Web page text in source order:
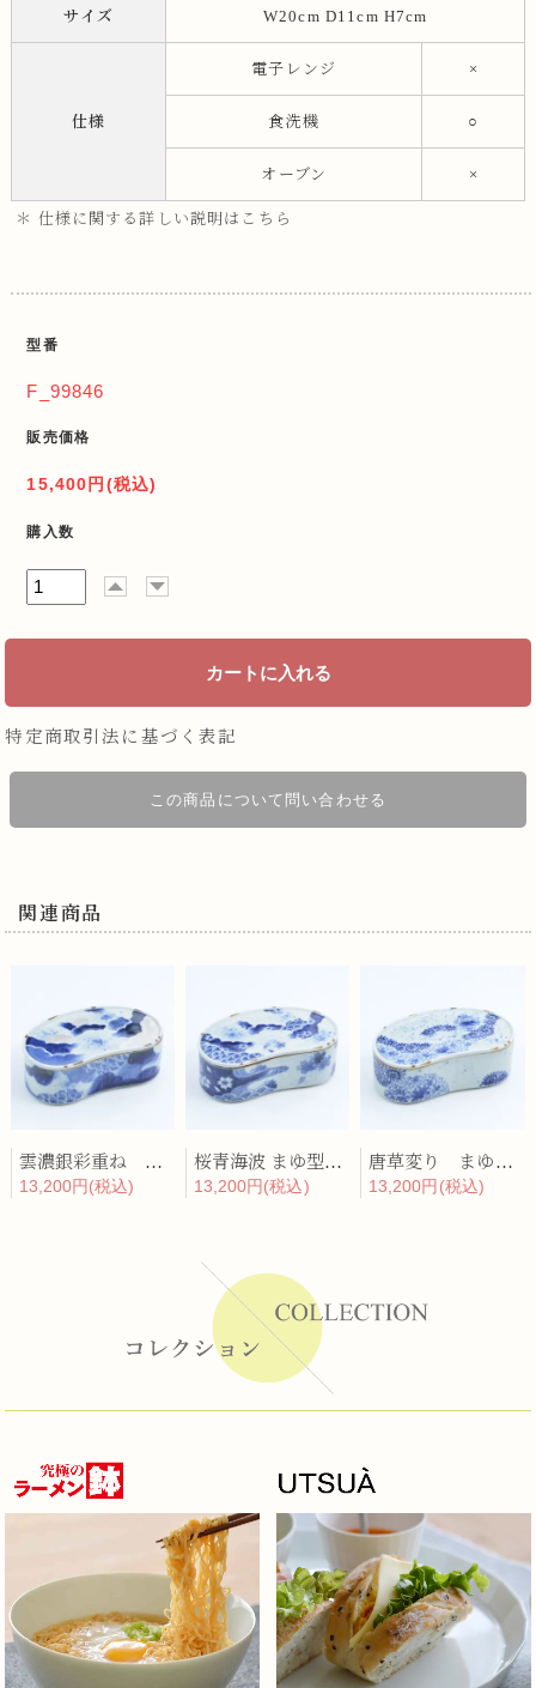
サイズ W20cm D11cm H7cm
仕様
電子レンジ ×
食洗機 ○
オーブン ×
＊ 仕様に関する詳しい説明はこちら
型番
F_99846
販売価格
15,400円(税込)
購入数
特定商取引法に基づく表記
この商品について問い合わせる
関連商品
雲濃銀彩重ね まゆ型陶箱
13,200円(税込)
桜青海波 まゆ型陶箱
13,200円(税込)
唐草変り まゆ型陶箱
13,200円(税込)